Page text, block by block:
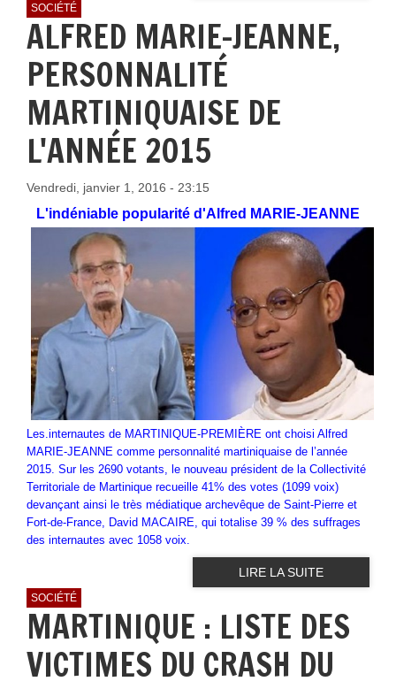
SOCIÉTÉ
ALFRED MARIE-JEANNE,
PERSONNALITÉ
MARTINIQUAISE DE
L'ANNÉE 2015
Vendredi, janvier 1, 2016 - 23:15
L'indéniable popularité d'Alfred MARIE-JEANNE
Les.internautes de MARTINIQUE-PREMIÈRE ont choisi Alfred
MARIE-JEANNE comme personnalité martiniquaise de l’année
2015. Sur les 2690 votants, le nouveau président de la Collectivité
Territoriale de Martinique recueille 41% des votes (1099 voix)
devançant ainsi le très médiatique archevêque de Saint-Pierre et
Fort-de-France, David MACAIRE, qui totalise 39 % des suffrages
des internautes avec 1058 voix.
LIRE LA SUITE
SOCIÉTÉ
MARTINIQUE : LISTE DES
VICTIMES DU CRASH DU